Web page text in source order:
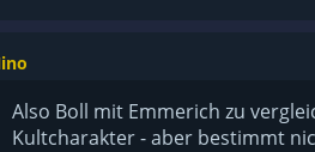
Also Boll mit Emmerich zu
Kultcharakter - aber bestimmt